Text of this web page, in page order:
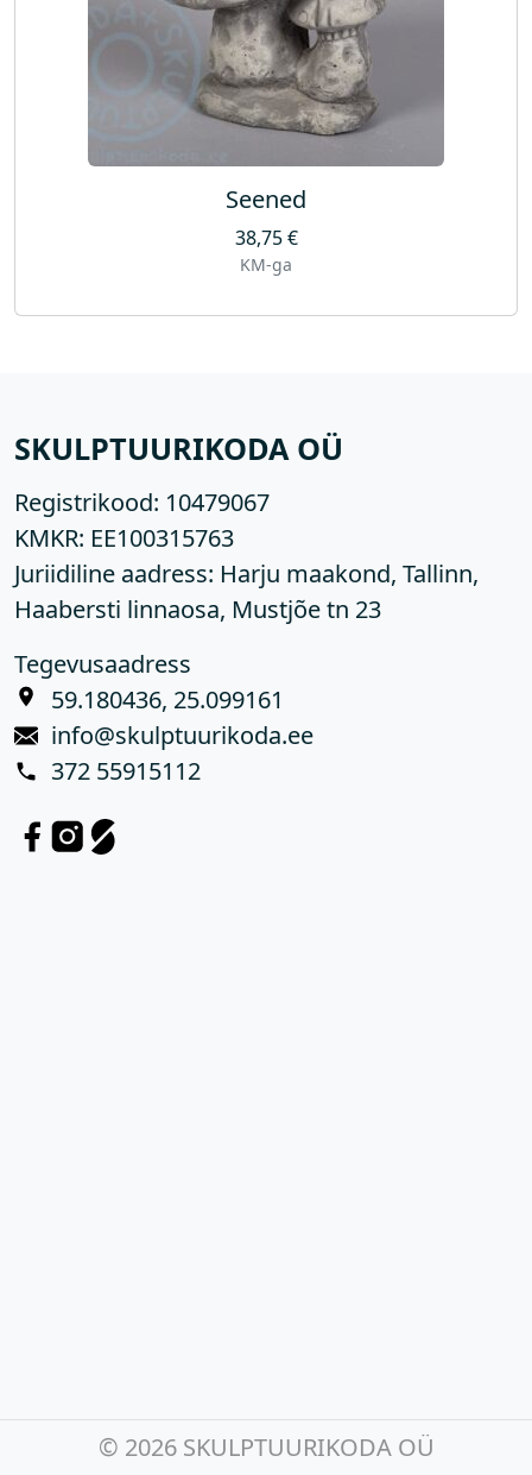
Seened
38,75€
KM-ga
SKULPTUURIKODA OÜ
Registrikood: 10479067
KMKR: EE100315763
Juriidiline aadress: Harju maakond, Tallinn,
Haabersti linnaosa, Mustjõe tn 23
Tegevusaadress
59.180436, 25.099161
info@skulptuurikoda.ee
372 55915112
© 2026 SKULPTUURIKODA OÜ